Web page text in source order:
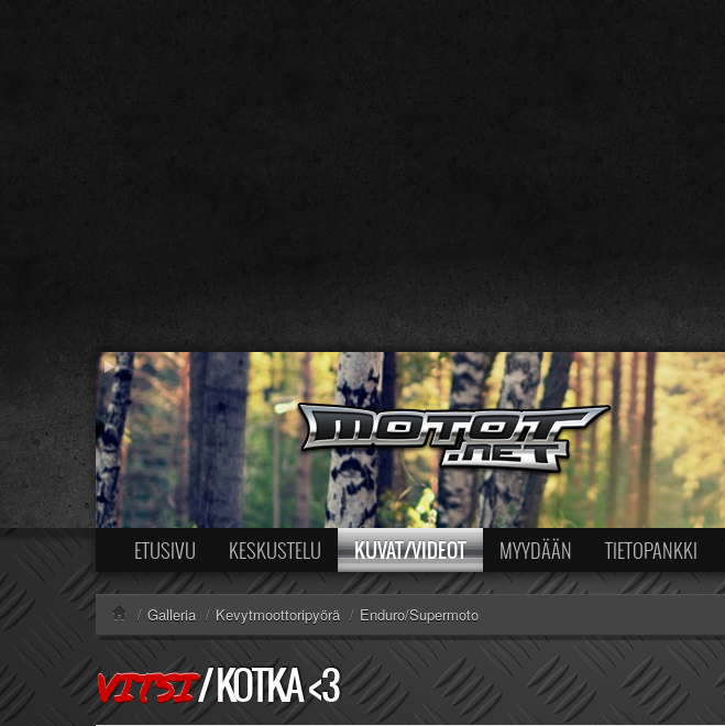
ETUSIVU KESKUSTELU KUVAT/VIDEOT MYYDÄÄN TIETOPANKKI
/ Galleria / Kevytmoottoripyörä / Enduro/Supermoto
VITSI/KOTKA <3